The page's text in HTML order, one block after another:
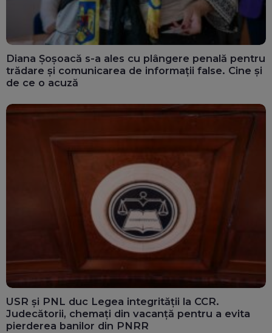
Diana Șoșoacă s-a ales cu plângere penală pentru
trădare și comunicarea de informații false. Cine și
de ce o acuză
USR și PNL duc Legea integrității la CCR.
Judecătorii, chemați din vacanță pentru a evita
pierderea banilor din PNRR